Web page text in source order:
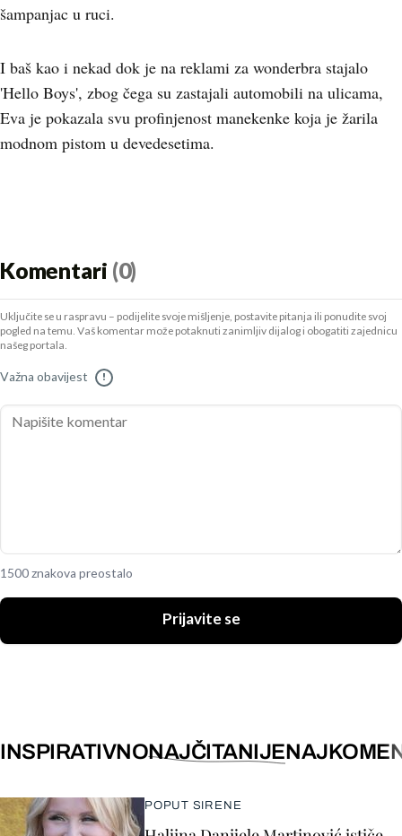
šampanjac u ruci.
I baš kao i nekad dok je na reklami za wonderbra stajalo
'Hello Boys', zbog čega su zastajali automobili na ulicama,
Eva je pokazala svu profinjenost manekenke koja je žarila
modnom pistom u devedesetima.
Komentari (0)
Uključite se u raspravu – podijelite svoje mišljenje, postavite pitanja ili ponudite svoj
pogled na temu. Vaš komentar može potaknuti zanimljiv dijalog i obogatiti zajednicu
našeg portala.
Važna obavijest !
1500 znakova preostalo
Prijavite se
INSPIRATIVNONAJČITANIJE
POPUT SIRENE